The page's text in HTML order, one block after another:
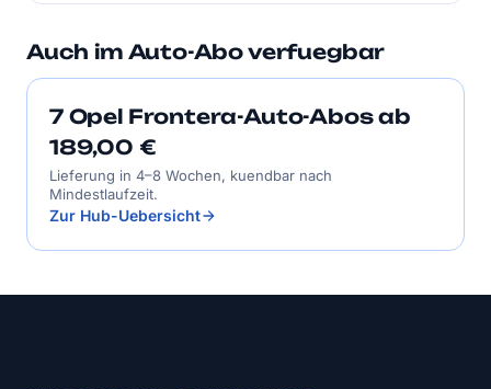
Auch im Auto-Abo verfuegbar
7 Opel Frontera-Auto-Abos ab
189,00 €
Lieferung in 4–8 Wochen, kuendbar nach
Mindestlaufzeit.
Zur Hub-Uebersicht